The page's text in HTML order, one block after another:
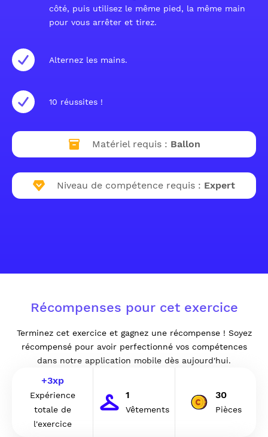
côté, puis utilisez le même pied, la même main
pour vous arrêter et tirez.
Alternez les mains.
10 réussites !
Matériel requis : Ballon
Niveau de compétence requis : Expert
Récompenses pour cet exercice
Terminez cet exercice et gagnez une récompense ! Soyez
récompensé pour avoir perfectionné vos compétences
dans notre application mobile dès aujourd'hui.
+3xp
Expérience
totale de
l'exercice
1
Vêtements
30
Pièces